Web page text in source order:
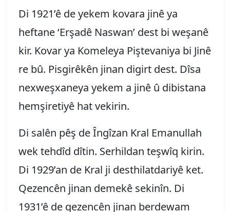
Di 1921’ê de yekem kovara jinê ya
heftane ‘Erşadê Naswan’ dest bi weşanê
kir. Kovar ya Komeleya Piştevaniya bi Jinê
re bû. Pisgirêkên jinan digirt dest. Dîsa
nexweşxaneya yekem a jinê û dibistana
hemşiretiyê hat vekirin.
Di salên pêş de Îngîzan Kral Emanullah
wek tehdîd dîtin. Serhildan teşwîq kirin.
Di 1929’an de Kral ji desthilatdariyê ket.
Qezencên jinan demekê sekinîn. Di
1931’ê de qezencên jinan berdewam